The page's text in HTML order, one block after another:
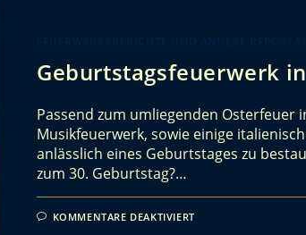
Geburtstagsfeuerwerk
Passend zum umliegenden Osterfeuer
Musikfeuerwerk, sowie einige
anlässlich eines Geburtstages zu
zum 30. Geburtstag?…
KOMMENTARE DEAKTIVIERT